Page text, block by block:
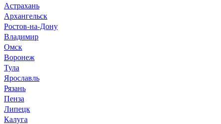
Астрахань
Архангельск
Ростов-на-Дону
Владимир
Омск
Воронеж
Тула
Ярославль
Рязань
Пенза
Липецк
Калуга